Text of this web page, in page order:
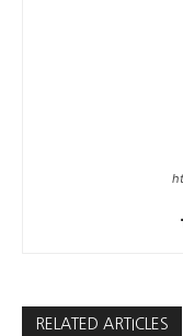
RELATED ARTICLES